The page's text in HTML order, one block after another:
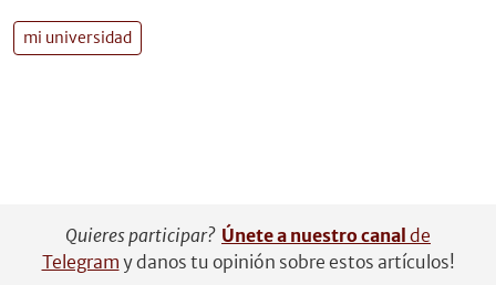
mi universidad
Quieres participar? Únete a nuestro canal de
Telegram y danos tu opinión sobre estos artículos!